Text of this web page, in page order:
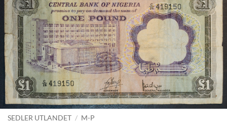
SEDLER UTLANDET / M-P